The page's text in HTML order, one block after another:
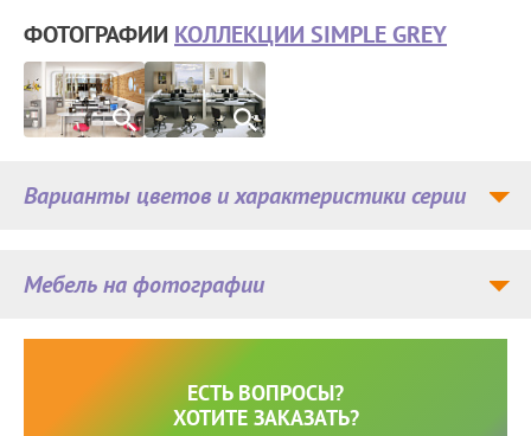
ФОТОГРАФИИ КОЛЛЕКЦИИ SIMPLE GREY
Мебель на фотографии
Варианты цветов и характеристики серии
ЕСТЬ ВОПРОСЫ?
ХОТИТЕ ЗАКАЗАТЬ?